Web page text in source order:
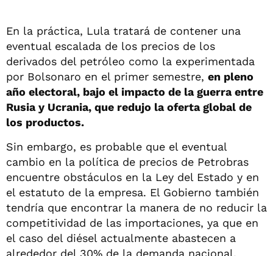
En la práctica, Lula tratará de contener una
eventual escalada de los precios de los
derivados del petróleo como la experimentada
por Bolsonaro en el primer semestre, en pleno
año electoral, bajo el impacto de la guerra entre
Rusia y Ucrania, que redujo la oferta global de
los productos.
Sin embargo, es probable que el eventual
cambio en la política de precios de Petrobras
encuentre obstáculos en la Ley del Estado y en
el estatuto de la empresa. El Gobierno también
tendría que encontrar la manera de no reducir la
competitividad de las importaciones, ya que en
el caso del diésel actualmente abastecen a
alrededor del 30% de la demanda nacional.